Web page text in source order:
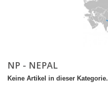
NP - NEPAL
Keine Artikel in dieser Kategorie.